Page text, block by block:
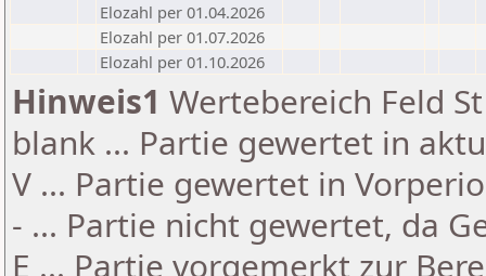
Elozahl per 01.04.2026
Elozahl per 01.07.2026
Elozahl per 01.10.2026
Hinweis1 Wertebereich Feld
blank ... Partie gewertet in
V ... Partie gewertet in
- ... Partie nicht gewertet, da
E ... Partie vorgemerkt zur